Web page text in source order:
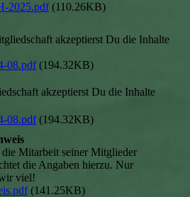
2025.pdf(110.26KB)
akzeptierst Du die Inhalte
08.pdf(194.32KB)
akzeptierst Du die Inhalte
08.pdf(194.32KB)
Mitarbeit seiner Mitglieder
die Angaben hierzu. Nur
viel!
(141.25KB)